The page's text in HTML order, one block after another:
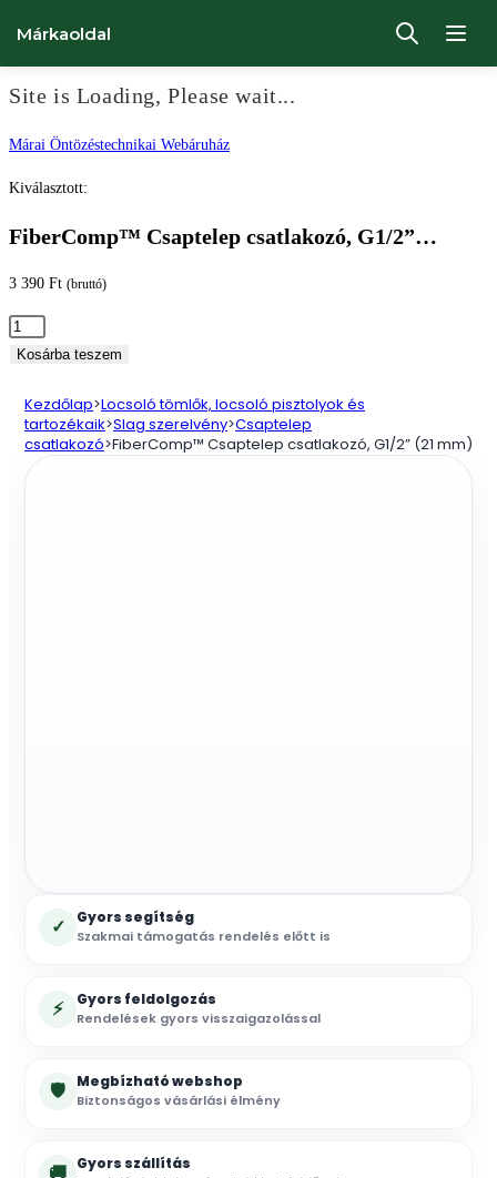
Site is Loading, Please wait...
Ugrás
Márai Öntözéstechnikai Webáruház
Márkaoldal
Kiválasztott:
FiberComp™ Csaptelep csatlakozó, G1/2”…
3 390 Ft (bruttó)
FiberComp™
Csaptelep
G1/2”
(21
Kosárba teszem
Kezdőlap>Locsoló tömlők, locsoló pisztolyok és
tartozékaik>Slag szerelvény>Csaptelep
csatlakozó>FiberComp™ Csaptelep csatlakozó, G1/2” (21 mm)
✓ Gyors segítség
Szakmai támogatás rendelés előtt is
⚡ Gyors feldolgozás
Rendelések gyors visszaigazolással
🛡 Megbízható webshop
Biztonságos vásárlási élmény
Gyors szállítás